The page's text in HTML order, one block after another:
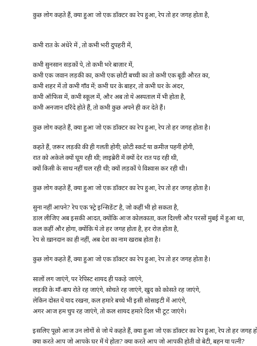
कुछ लोग कहते हैं, क्या हुआ जो एक डॉक्टर का रेप हुआ, रेप तो हर जगह होता है,
कभी रात के अंधेरे में , तो कभी भरी दुपहरी में,
कभी सुनसान सड़कों पे, तो कभी भरे बाज़ार में,
कभी एक जवान लड़की का, कभी एक छोटी बच्ची का तो कभी एक बूढ़ी औरत का,
कभी शहर में तो कभी गाँव में; कभी घर के बाहर, तो कभी घर के अंदर,
कभी ऑफिस में, कभी स्कूल में, और अब तो ये अस्पताल में भी होता है,
कभी अनजान दरिंदे होते हैं, तो कभी कुछ अपने ही कर देते हैं।
कुछ लोग कहते हैं, क्या हुआ जो एक डॉक्टर का रेप हुआ, रेप तो हर जगह होता है।
कहते हैं, ज़रूर लड़की की ही गलती होगी; छोटी स्कर्ट या क़मीज़ पहनी होगी,
रात को अकेले क्यों घूम रही थी; लाइब्रेरी में क्यों देर रात पढ़ रही थी,
क्यों किसी के साथ नहीं चल रही थी; क्यों लड़कों पे विश्वास कर रही थी।
कुछ लोग कहते हैं, क्या हुआ जो एक डॉक्टर का रेप हुआ, रेप तो हर जगह होता है।
सुना नहीं आपने? रेप एक ‘स्ट्रे इन्सिडेंट’ है, जो कहीं भी हो सकता है,
डाल लीजिए अब इसकी आदत, क्योंकि आज कोलकाता, कल दिल्ली और परसों मुंबई में हुआ था,
कल कहीं और होगा, क्योंकि ये तो हर जगह होता है, हर रोज़ होता है,
रेप से ख़ानदान का ही नहीं, अब देश का नाम खराब होता है।
कुछ लोग कहते हैं, क्या हुआ जो एक डॉक्टर का रेप हुआ, रेप तो हर जगह होता है।
सालों लग जाएंगे, पर रेपिस्ट शायद ही पकड़े जाएंगे,
लड़की के माँ-बाप रोते रह जाएंगे, सोचते रह जाएंगे, खुद को कोसते रह जाएंगे,
लेकिन दोस्त ये याद रखना, कल हमारे बच्चे भी इसी सोसाइटी में आएंगे,
अगर आज हम चुप रह जाएंगे, तो कल शायद हमारे दिल भी टूट जाएंगे।
इसलिए पूछो आज उन लोगों से जो ये कहते हैं, क्या हुआ जो एक डॉक्टर का रेप हुआ, रेप तो हर जगह
क्या करते आप जो आपके घर में ये होता? क्या करते आप जो आपकी होती वो बेटी, बहन या पत्नी?